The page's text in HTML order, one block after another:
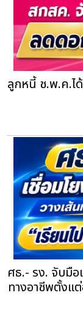
ลูกหนี้ ช.พ.ค.ไ
ศธ.- รง. จับมือ
ทางอาชีพตั้งแ